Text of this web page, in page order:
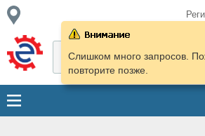
Слишком много запросов.
повторите позже.